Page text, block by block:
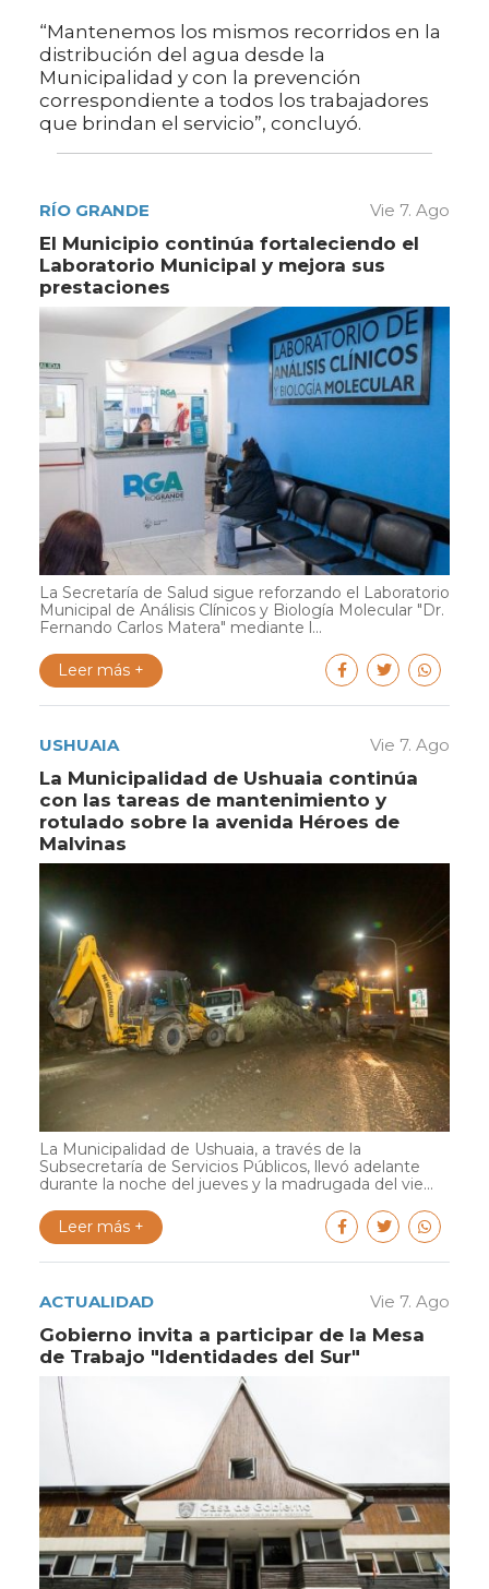
“Mantenemos los mismos recorridos en la
distribución del agua desde la
Municipalidad y con la prevención
correspondiente a todos los trabajadores
que brindan el servicio”, concluyó.
RÍO GRANDE Vie 7. Ago
El Municipio continúa fortaleciendo el
Laboratorio Municipal y mejora sus
prestaciones
La Secretaría de Salud sigue reforzando el Laboratorio
Municipal de Análisis Clínicos y Biología Molecular "Dr.
Fernando Carlos Matera" mediante l...
Leer más +
USHUAIA Vie 7. Ago
La Municipalidad de Ushuaia continúa
con las tareas de mantenimiento y
rotulado sobre la avenida Héroes de
Malvinas
La Municipalidad de Ushuaia, a través de la
Subsecretaría de Servicios Públicos, llevó adelante
durante la noche del jueves y la madrugada del vie...
Leer más +
ACTUALIDAD Vie 7. Ago
Gobierno invita a participar de la Mesa
de Trabajo "Identidades del Sur"